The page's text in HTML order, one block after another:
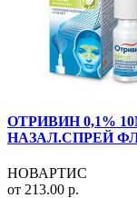
ОТРИВИН 0,1%
НАЗАЛ.СПРЕЙ
НОВАРТИС
от 213.00 р.